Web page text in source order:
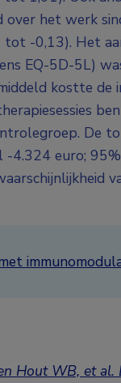
het werk
-0,13). Het
EQ-5D-5L)
kostte
De
-4.324 euro;
Hout WB, et